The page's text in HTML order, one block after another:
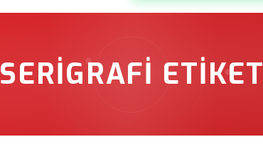
SERIGRAFI ETIKET